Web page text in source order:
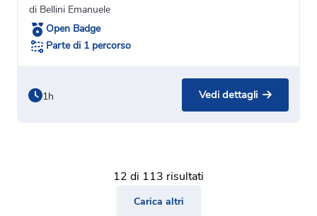
di Bellini Emanuele
Open Badge
Parte di 1 percorso
1h Vedi dettagli
12 di 113 risultati
Carica altri